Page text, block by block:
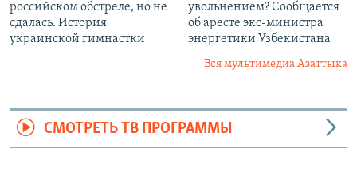
российском обстреле, но не
сдалась. История
украинской гимнастки
увольнением? Сообщается
об аресте экс-министра
энергетики Узбекистана
Вся мультимедиа Азаттыка
СМОТРЕТЬ ТВ ПРОГРАММЫ